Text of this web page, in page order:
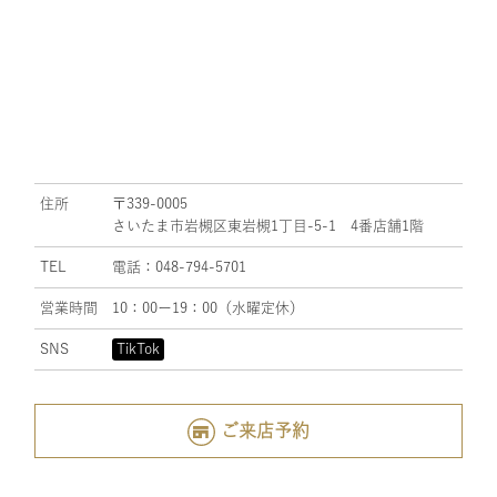
住所
〒339-0005
さいたま市岩槻区東岩槻1丁目-5-1 4番店舗1階
TEL 電話：048-794-5701
営業時間 10：00ー19：00（水曜定休）
SNS TikTok
ご来店予約